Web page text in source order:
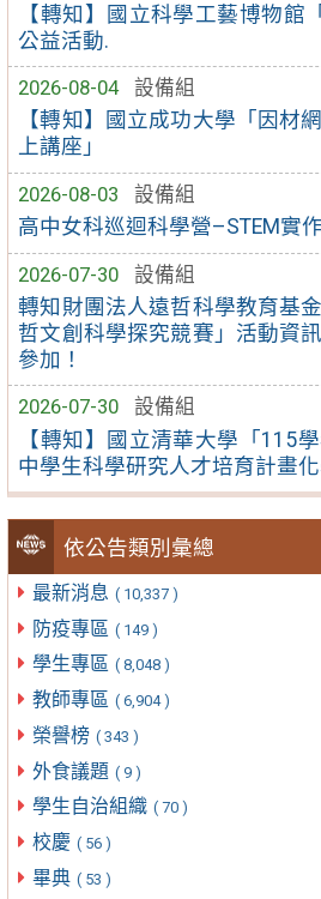
【轉知】國立科學工藝博物館
公益活動.
2026-08-04
設備組
【轉知】國立成功大學「因材
上講座」
2026-08-03
設備組
高中女科巡迴科學營–STEM實
2026-07-30
設備組
轉知財團法人遠哲科學教育基
哲文創科學探究競賽」活動資
參加！
2026-07-30
設備組
【轉知】國立清華大學「115
中學生科學研究人才培育計畫化
依公告類別彙總
最新消息 ( 10,337 )
防疫專區 ( 149 )
學生專區 ( 8,048 )
教師專區 ( 6,904 )
榮譽榜 ( 343 )
外食議題 ( 9 )
學生自治組織 ( 70 )
校慶 ( 56 )
畢典 ( 53 )